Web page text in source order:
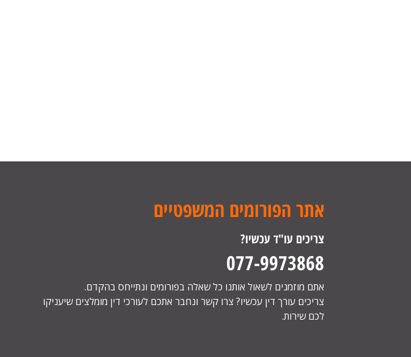
אתר הפורומים המשפטיים
צריכים עו"ד עכשיו?
077-9973868
אתם מוזמנים לשאול אותנו כל שאלה בפורומים ונתייחס בהקדם.
צריכים עורך דין עכשיו? צרו קשר ונחבר אתכם לעורכי דין מומלצים שיעניקו
לכם שירות.